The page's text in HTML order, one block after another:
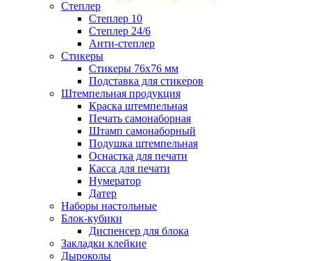
Степлер
Степлер 10
Степлер 24/6
Анти-степлер
Стикеры
Стикеры 76x76 мм
Подставка для стикеров
Штемпельная продукция
Краска штемпельная
Печать самонаборная
Штамп самонаборный
Подушка штемпельная
Оснастка для печати
Касса для печати
Нумератор
Датер
Наборы настольные
Блок-кубики
Диспенсер для блока
Закладки клейкие
Дыроколы